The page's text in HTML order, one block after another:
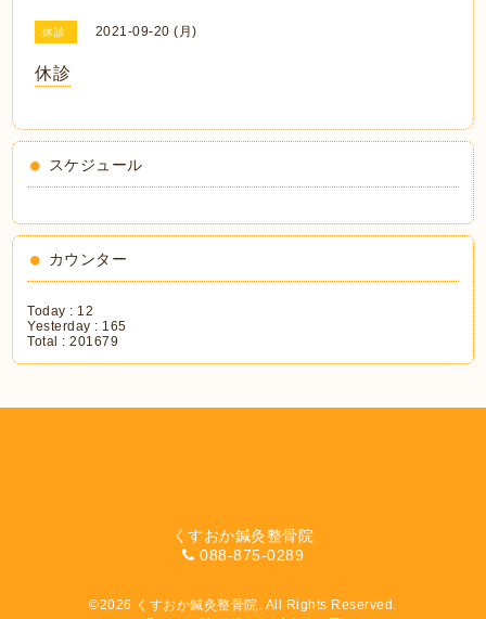
休診 2021-09-20 (月)
休診
スケジュール
カウンター
Today : 12
Yesterday : 165
Total :201679
くすおか鍼灸整骨院
088-875-0289
©2026 くすおか鍼灸整骨院. All Rights Reserved.